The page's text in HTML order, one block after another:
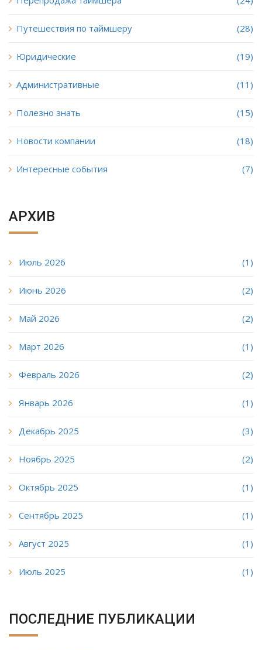
Путешествия по таймшеру (28)
Юридические (19)
Административные (11)
Полезно знать (15)
Новости компании (18)
Интересные события (7)
АРХИВ
Июль 2026 (1)
Июнь 2026 (2)
Май 2026 (2)
Март 2026 (1)
Февраль 2026 (2)
Январь 2026 (1)
Декабрь 2025 (3)
Ноябрь 2025 (2)
Октябрь 2025 (1)
Сентябрь 2025 (1)
Август 2025 (1)
Июль 2025 (1)
ПОСЛЕДНИЕ ПУБЛИКАЦИИ